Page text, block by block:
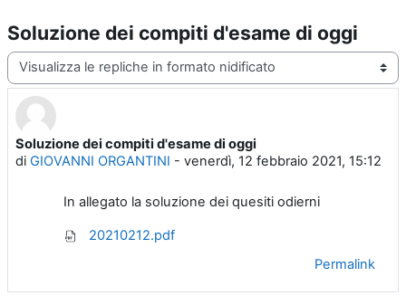
Soluzione dei compiti d'esame di oggi
Modalità visualizzazione
Soluzione dei compiti d'esame di oggi
di GIOVANNI ORGANTINI - venerdì, 12 febbraio 2021, 15:12
Numero di risposte: 0
In allegato la soluzione dei quesiti odierni
20210212.pdf
Permalink